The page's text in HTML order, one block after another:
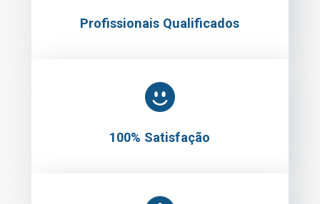
Profissionais Qualificados
100% Satisfação